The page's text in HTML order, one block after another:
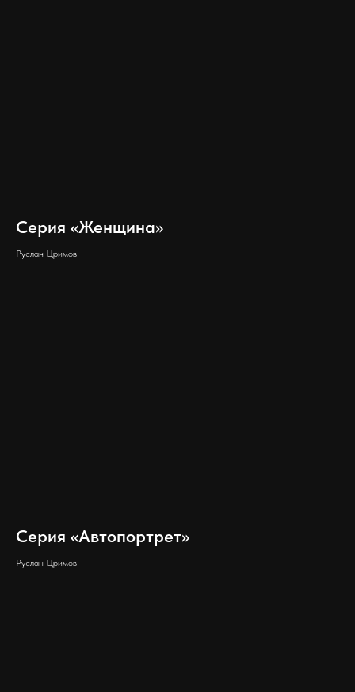
Серия «Женщина»
Руслан Цримов
Серия «Автопортрет»
Руслан Цримов